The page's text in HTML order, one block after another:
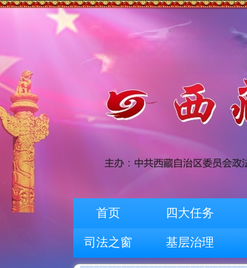
首页 四大任务
司法之窗 基层治理